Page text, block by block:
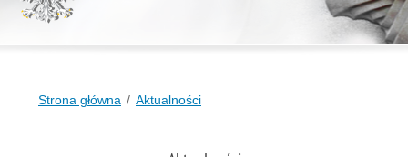
Strona główna Aktualności